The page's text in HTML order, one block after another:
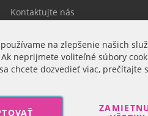
Kontaktujte nás
Firmana zlepšenie našich
neprijmete voliteľné súbory
chcete dozvedieť viac, prečítajte